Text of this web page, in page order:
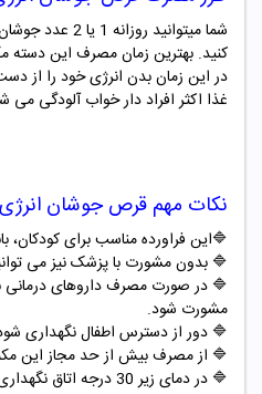
شما میتوانید
کنید. بهترین زمان مصرف این دسته
در این زمان بدن انرژی خود را از
غذا اکثر افراد دار خواب آلودگی می
نکات مهم قرص جوشان انرژی
🔷این فراورده مناسب برای کودکان،
🔷 بدون مشورت با پزشک نیز می
🔷 در صورت مصرف داروهای
مشورت شود.
🔷 دور از دسترس اطفال نگهداری
🔷 از مصرف بیش از حد مجاز این
🔷 در دمای زیر 30 درجه اتاق نگهداری شود.